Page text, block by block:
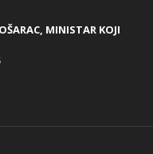
MINISTAR KOJI